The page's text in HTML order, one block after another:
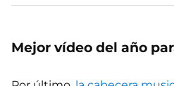
Mejor vídeo del año